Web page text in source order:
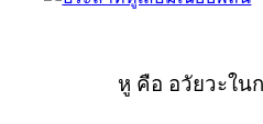
หู คือ อวัยวะใน